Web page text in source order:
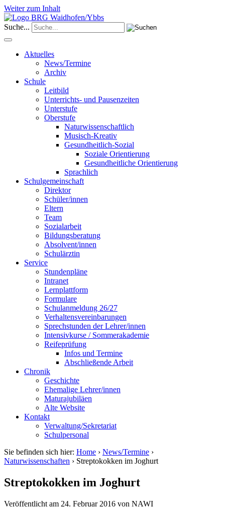
Weiter zum Inhalt
Suche...
Aktuelles
News/Termine
Archiv
Schule
Leitbild
Unterrichts- und Pausenzeiten
Unterstufe
Oberstufe
Naturwissenschaftlich
Musisch-Kreativ
Gesundheitlich-Sozial
Soziale Orientierung
Gesundheitliche Orientierung
Sprachlich
Schulgemeinschaft
Direktor
Schüler/innen
Eltern
Team
Sozialarbeit
Bildungsberatung
Absolvent/innen
Schulärztin
Service
Stundenpläne
Intranet
Lernplattform
Formulare
Schulanmeldung 26/27
Verhaltensvereinbarungen
Sprechstunden der Lehrer/innen
Intensivkurse / Sommerakademie
Reifeprüfung
Infos und Termine
Abschließende Arbeit
Chronik
Geschichte
Ehemalige Lehrer/innen
Maturajubiläen
Alte Website
Kontakt
Verwaltung/Sekretariat
Schulpersonal
Sie befinden sich hier: Home › News/Termine ›
Naturwissenschaften › Streptokokken im Joghurt
Streptokokken im Joghurt
Veröffentlicht am 24. Februar 2016 von NAWI